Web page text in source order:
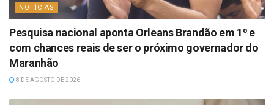
NOTÍCIAS
Pesquisa nacional aponta Orleans Brandão em 1⁰ e
com chances reais de ser o próximo governador do
Maranhão
8 DE AGOSTO DE 2026